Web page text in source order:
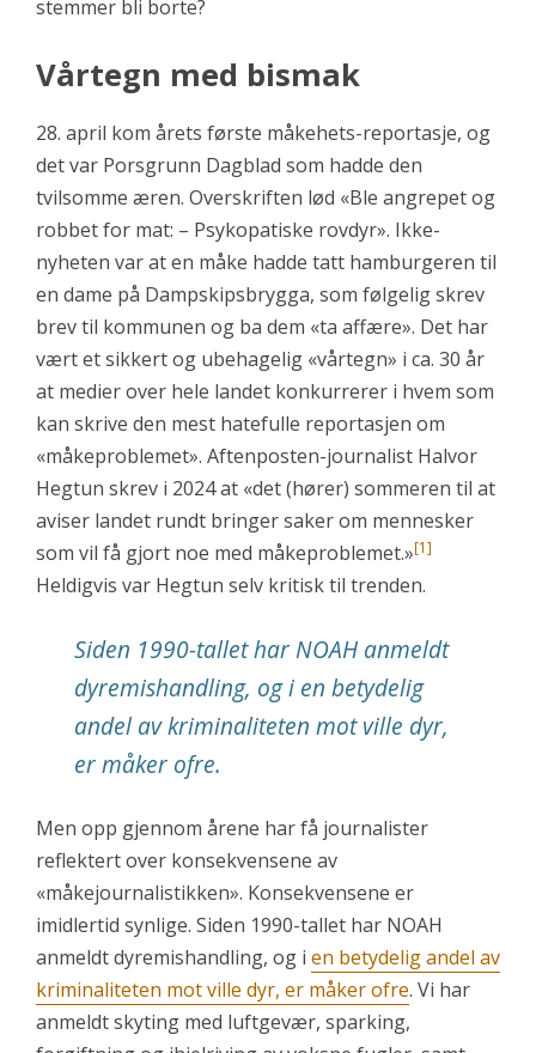
stemmer bli borte?
Vårtegn med bismak
28. april kom årets første måkehets-reportasje, og
det var Porsgrunn Dagblad som hadde den
tvilsomme æren. Overskriften lød «Ble angrepet og
robbet for mat: – Psykopatiske rovdyr». Ikke-
nyheten var at en måke hadde tatt hamburgeren til
en dame på Dampskipsbrygga, som følgelig skrev
brev til kommunen og ba dem «ta affære». Det har
vært et sikkert og ubehagelig «vårtegn» i ca. 30 år
at medier over hele landet konkurrerer i hvem som
kan skrive den mest hatefulle reportasjen om
«måkeproblemet». Aftenposten-journalist Halvor
Hegtun skrev i 2024 at «det (hører) sommeren til at
aviser landet rundt bringer saker om mennesker
som vil få gjort noe med måkeproblemet.»[1]
Heldigvis var Hegtun selv kritisk til trenden.
Siden 1990-tallet har NOAH anmeldt
dyremishandling, og i en betydelig
andel av kriminaliteten mot ville dyr,
er måker ofre.
Men opp gjennom årene har få journalister
reflektert over konsekvensene av
«måkejournalistikken». Konsekvensene er
imidlertid synlige. Siden 1990-tallet har NOAH
anmeldt dyremishandling, og i en betydelig andel av
kriminaliteten mot ville dyr, er måker ofre. Vi har
anmeldt skyting med luftgevær, sparking,